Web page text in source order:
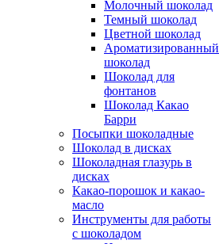
Молочный шоколад
Темный шоколад
Цветной шоколад
Ароматизированный
шоколад
Шоколад для
фонтанов
Шоколад Какао
Барри
Посыпки шоколадные
Шоколад в дисках
Шоколадная глазурь в
дисках
Какао-порошок и какао-
масло
Инструменты для работы
с шоколадом